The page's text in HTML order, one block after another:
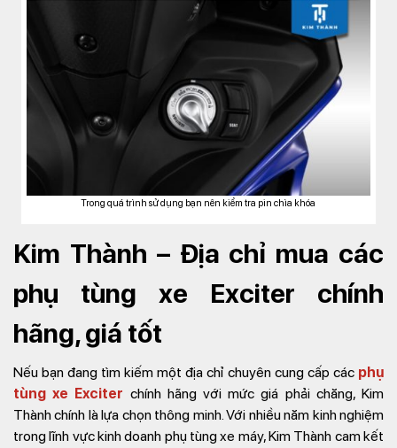
Trong quá trình sử dụng bạn nên kiểm tra pin chìa khóa
Kim Thành – Địa chỉ mua các
phụ tùng xe Exciter chính
hãng, giá tốt
Nếu bạn đang tìm kiếm một địa chỉ chuyên cung cấp các phụ
tùng xe Exciter chính hãng với mức giá phải chăng, Kim
Thành chính là lựa chọn thông minh. Với nhiều năm kinh nghiệm
trong lĩnh vực kinh doanh phụ tùng xe máy, Kim Thành cam kết